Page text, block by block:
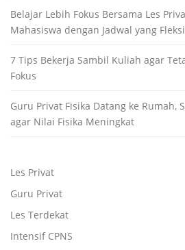
Belajar Lebih Fokus Bersama Les
Mahasiswa dengan Jadwal yang
7 Tips Bekerja Sambil Kuliah agar
Fokus
Guru Privat Fisika Datang ke Rumah,
agar Nilai Fisika Meningkat
Les Privat
Guru Privat
Les Terdekat
Intensif CPNS